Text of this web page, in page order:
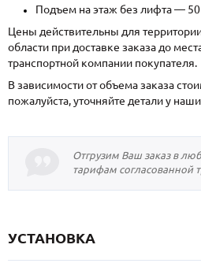
Подъем на этаж без лифта — 50
Цены действительны для
области при доставке заказа до
транспортной компании покупателя.
В зависимости от объема заказа
пожалуйста, уточняйте детали у
Отгрузим Ваш заказ в
тарифам согласованной
УСТАНОВКА